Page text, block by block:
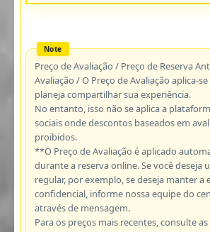
Preço de Avaliação / Preço de Reserva
Avaliação / O Preço de Avaliação aplica-
planeja compartilhar sua experiência.
No entanto, isso não se aplica a
sociais onde descontos baseados em
proibidos.
**O Preço de Avaliação é aplicado
durante a reserva online. Se você deseja
regular, por exemplo, se deseja manter a
confidencial, informe nossa equipe do
através de mensagem.
Para os preços mais recentes, consulte